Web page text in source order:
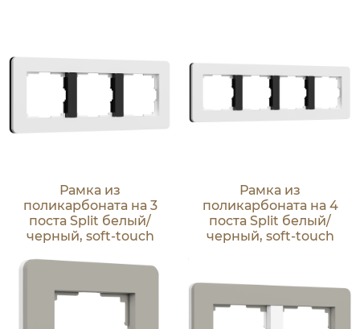
Рамка из
поликарбоната на 3
поста Split белый/
черный, soft-touch
Рамка из
поликарбоната на 4
поста Split белый/
черный, soft-touch